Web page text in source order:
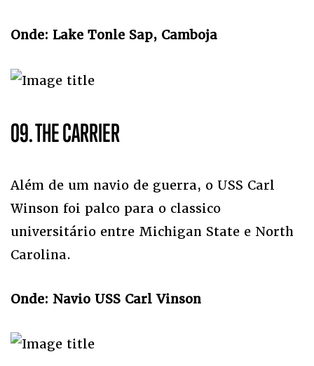
Onde: Lake Tonle Sap, Camboja
09. THE CARRIER
Além de um navio de guerra, o USS Carl
Winson foi palco para o classico
universitário entre Michigan State e North
Carolina.
Onde: Navio USS Carl Vinson